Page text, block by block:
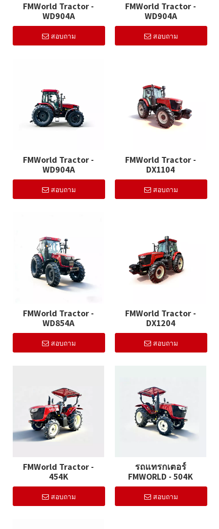
FMWorld Tractor -
WD904A
สอบถาม
FMWorld Tractor -
WD904A
สอบถาม
FMWorld Tractor -
WD904A
สอบถาม
FMWorld Tractor -
DX1104
สอบถาม
FMWorld Tractor -
WD854A
สอบถาม
FMWorld Tractor -
DX1204
สอบถาม
FMWorld Tractor -
454K
สอบถาม
รถแทรกเตอร์
FMWORLD - 504K
สอบถาม